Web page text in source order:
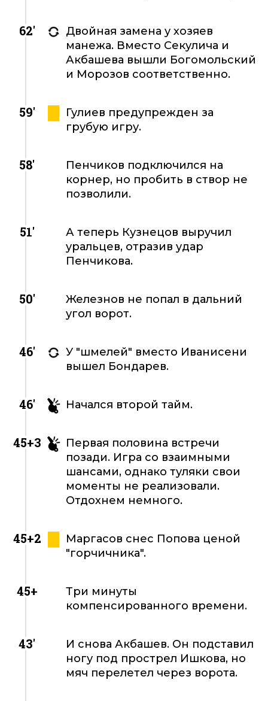
62'
Двойная замена у хозяев
манежа. Вместо Секулича и
Акбашева вышли Богомольский
и Морозов соответственно.
59'
Гулиев предупрежден за
грубую игру.
58'
Пенчиков подключился на
корнер, но пробить в створ не
позволили.
51'
А теперь Кузнецов выручил
уральцев, отразив удар
Пенчикова.
50'
Железнов не попал в дальний
угол ворот.
46'
У "шмелей" вместо Иванисени
вышел Бондарев.
46' Начался второй тайм.
45+3
Первая половина встречи
позади. Игра со взаимными
шансами, однако туляки свои
моменты не реализовали.
Отдохнем немного.
45+2
Маргасов снес Попова ценой
"горчичника".
45+
Три минуты
компенсированного времени.
43'
И снова Акбашев. Он подставил
ногу под прострел Ишкова, но
мяч перелетел через ворота.